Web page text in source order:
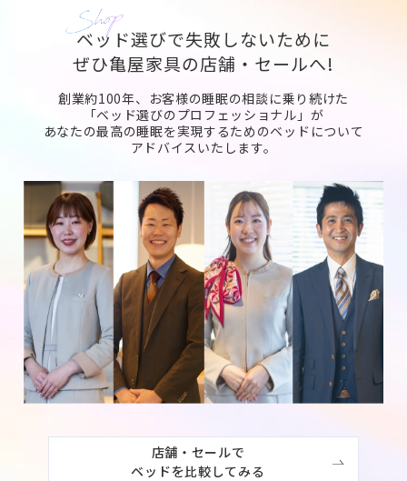
ベッド選びで失敗しないために
ぜひ亀屋家具の店舗・セールへ!
創業約100年、お客様の睡眠の相談に乗り続けた
「ベッド選びのプロフェッショナル」が
あなたの最高の睡眠を実現するためのベッドについて
アドバイスいたします。
店舗・セールで
ベッドを比較してみる